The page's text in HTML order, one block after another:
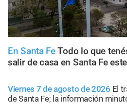
En Santa FeTodo lo que
salir de casa en Santa Fe
Viernes 7 de agosto de 2026 El
de Santa Fe; la información